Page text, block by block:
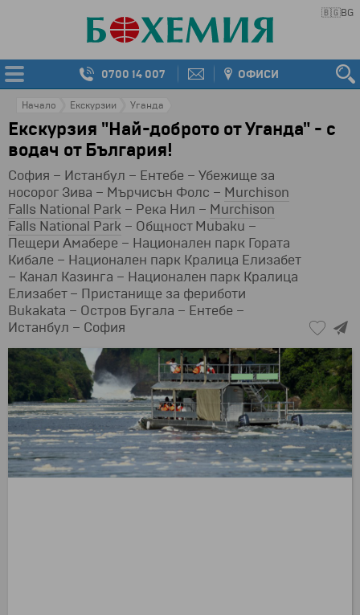
🇧🇬BG
0700 14 007 ОФИСИ
Начало Екскурзии Уганда
Екскурзия "Най-доброто от Уганда" - с
водач от България!
София – Истанбул – Ентебе – Убежище за
носорог Зива – Мърчисън Фолс – Murchison
Falls National Park – Река Нил – Murchison
Falls National Park – Общност Mubaku –
Пещери Амабере – Национален парк Гората
Кибале – Национален парк Кралица Елизабет
– Канал Казинга – Национален парк Кралица
Елизабет – Пристанище за фериботи
Bukakata – Остров Бугала – Ентебе –
Истанбул – София